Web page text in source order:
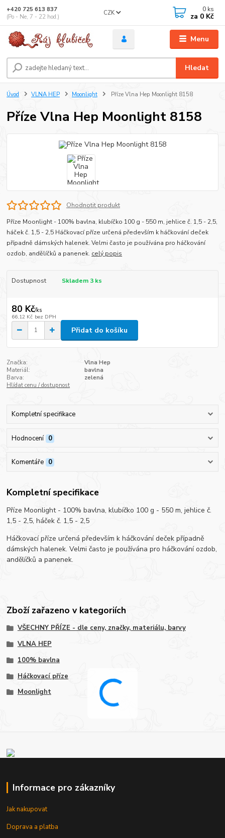
Menu
CZK
Hledat
+420 725 613 837
(Po - Ne, 7 - 22 hod.)
0 ks
za 0 Kč
Úvod VLNA HEP Moonlight Příze Vlna Hep Moonlight 8158
Příze Vlna Hep Moonlight 8158
Ohodnotit produkt
Příze Moonlight - 100% bavlna, klubíčko 100 g - 550 m, jehlice č. 1,5 - 2,5,
háček č. 1,5 - 2,5 Háčkovací příze určená především k háčkování deček
případně dámských halenek. Velmi často je používána pro háčkování
ozdob, andělíčků a panenek. celý popis
Dostupnost Skladem 3 ks
80 Kč/ks
66,12 Kč bez DPH
Přidat do košíku
Značka:
Vlna Hep
Materiál:
bavlna
Barva:
zelená
Hlídat cenu / dostupnost
Kompletní specifikace
Hodnocení 0
Komentáře 0
Kompletní specifikace
Příze Moonlight - 100% bavlna, klubíčko 100 g - 550 m, jehlice č.
1,5 - 2,5, háček č. 1,5 - 2,5
Háčkovací příze určená především k háčkování deček případně
dámských halenek. Velmi často je používána pro háčkování ozdob,
andělíčků a panenek.
Zboží zařazeno v kategoriích
VŠECHNY PŘÍZE - dle ceny, značky, materiálu, barvy
VLNA HEP
100% bavlna
Háčkovací příze
Moonlight
Informace pro zákazníky
Jak nakupovat
Doprava a platba